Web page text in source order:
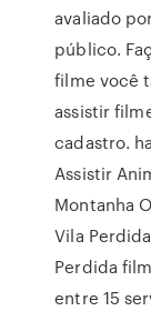
avaliado
público.
filme você
assistir
cadastro.
Assistir
Montanha
Vila
Perdida
entre 15